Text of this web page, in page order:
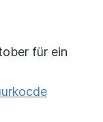
für ein